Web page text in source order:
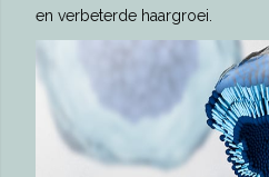
en verbeterde haargroei.